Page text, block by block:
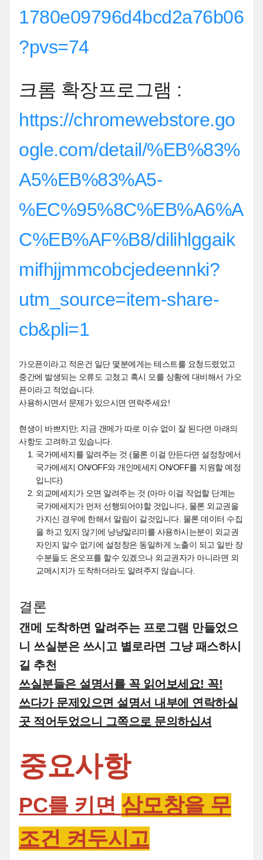
1780e09796d4bcd2a76b06
?pvs=74
크롬 확장프로그램 :
https://chromewebstore.go
ogle.com/detail/%EB%83%
A5%EB%83%A5-
%EC%95%8C%EB%A6%A
C%EB%AF%B8/dilihlggaik
mifhjjmmcobcjedeennki?
utm_source=item-share-
cb&pli=1
가오픈이라고 적은건 일단 몇분에게는 테스트를 요청드렸었고
중간에 발생되는 오류도 고쳤고 혹시 모를 상황에 대비해서 가오
픈이라고 적었습니다.
사용하시면서 문제가 있으시면 연락주세요!
현생이 바쁘지만; 지금 갠메가 따로 이슈 없이 잘 된다면 아래의
사항도 고려하고 있습니다.
국가메세지를 알려주는 것 (물론 이걸 만든다면 설정창에서
국가메세지 ON/OFF와 개인메세지 ON/OFF를 지원할 예정
입니다)
외교메세지가 오면 알려주는 것 (아마 이걸 작업할 단계는
국가메세지가 먼저 선행되어야할 것입니다, 물론 외교권을
가지신 경우에 한해서 알림이 갈것입니다. 물론 데이터 수집
을 하고 있지 않기에 냥냥알리미를 사용하시는분이 외교권
자인지 알수 없기에 설정창은 동일하게 노출이 되고 일반 장
수분들도 온오프를 할수 있겠으나 외교권자가 아니라면 외
교메시지가 도착하더라도 알려주지 않습니다.
결론
갠메 도착하면 알려주는 프로그램 만들었으
니 쓰실분은 쓰시고 별로라면 그냥 패스하시
길 추천
쓰실분들은 설명서를 꼭 읽어보세요! 꼭!
쓰다가 문제있으면 설명서 내부에 연락하실
곳 적어두었으니 그쪽으로 문의하십셔
중요사항
PC를 키면 삼모창을 무
조건 켜두시고